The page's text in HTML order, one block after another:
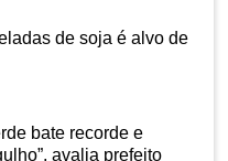
de soja é alvo de
bate recorde e
avalia prefeito